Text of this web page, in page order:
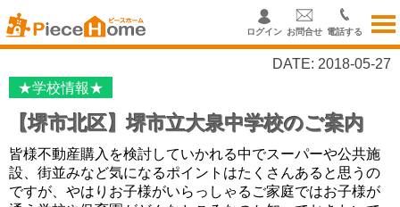
ログイン お問合せ 電話する
DATE: 2018-05-27
★学校情報★
【堺市北区】堺市立大泉中学校のご案内
皆様不動産購入を検討していかれる中でスーパーや公共施
設、街並みなど気になるポイントはたくさんあると思うの
ですが、やはりお子様がいらっしゃるご家庭ではお子様が